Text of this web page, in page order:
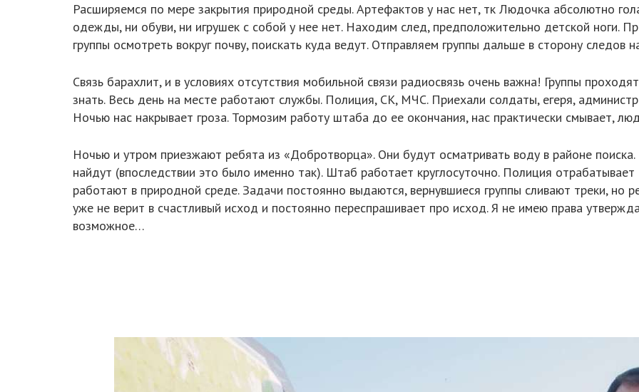
Расширяемся по мере закрытия природной среды. Артефактов у нас нет, тк Людочка абсолютно
одежды, ни обуви, ни игрушек с собой у нее нет. Находим след, предположительно детской ноги.
группы осмотреть вокруг почву, поискать куда ведут. Отправляем группы дальше в сторону следов
Связь барахлит, и в условиях отсутствия мобильной связи радиосвязь очень важна! Группы
знать. Весь день на месте работают службы. Полиция, СК, МЧС. Приехали солдаты, егеря,
Ночью нас накрывает гроза. Тормозим работу штаба до ее окончания, нас практически смывает,
Ночью и утром приезжают ребята из «Добротворца». Они будут осматривать воду в районе
найдут (впоследствии это было именно так). Штаб работает круглосуточно. Полиция
работают в природной среде. Задачи постоянно выдаются, вернувшиеся группы сливают треки, но
уже не верит в счастливый исход и постоянно переспрашивает про исход. Я не имею права
возможное…